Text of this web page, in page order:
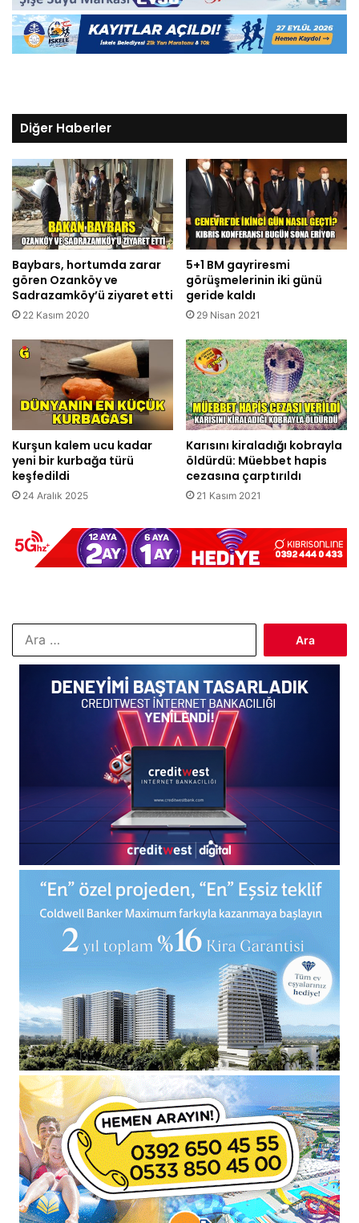
Diğer Haberler
Baybars, hortumda zarar
gören Ozanköy ve
Sadrazamköy’ü ziyaret etti
22 Kasım 2020
5+1 BM gayriresmi
görüşmelerinin iki günü
geride kaldı
29 Nisan 2021
Kurşun kalem ucu kadar
yeni bir kurbağa türü
keşfedildi
24 Aralık 2025
Karısını kiraladığı kobrayla
öldürdü: Müebbet hapis
cezasına çarptırıldı
21 Kasım 2021